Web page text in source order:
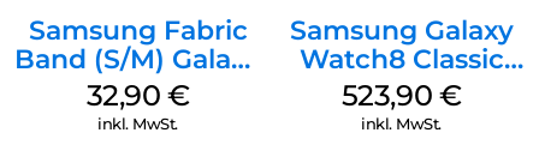
Samsung Fabric
Band (S/M) Galaxy
Watch8/Watch8
Classic Red
32,90 €
inkl. MwSt.
Samsung Galaxy
Watch8 Classic
White
523,90 €
inkl. MwSt.